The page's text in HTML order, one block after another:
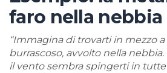
faro nella nebbia
“Immagina di trovarti in mezzo
burrascoso, avvolto nella
il vento sembra spingerti in tutte